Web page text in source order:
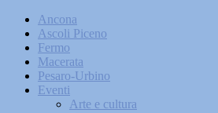
Ancona
Ascoli Piceno
Fermo
Macerata
Pesaro-Urbino
Eventi
Arte e cultura